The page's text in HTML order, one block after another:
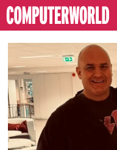
Emne: